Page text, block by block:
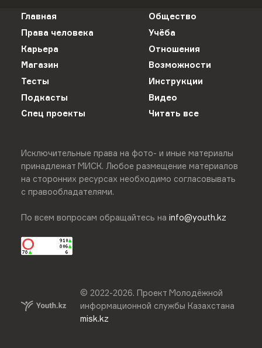
Главная
Общество
Права человека
Учёба
Карьера
Отношения
Магазин
Возможности
Тесты
Инструкции
Подкасты
Видео
Спец проекты
Читать все
Исключительные права на фото- и иные материалы
принадлежат МИСК. Любое размещение материалов
на сторонних ресурсах необходимо согласовывать
с правообладателями.
По всем вопросам обращайтесь на info@youth.kz
© 2022-2026.Проект Молодёжной
информационной службы Казахстана
misk.kz